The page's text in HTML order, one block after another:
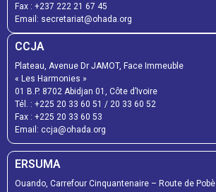
Fax : +237 222 21 67 45
Email: secretariat@ohada.org
CCJA
Plateau, Avenue Dr JAMOT, Face Immeuble
« Les Harmonies »
01 B.P. 8702 Abidjan 01, Côte d’Ivoire
Tél. : +225 20 33 60 51 / 20 33 60 52
Fax : +225 20 33 60 53
Email: ccja@ohada.org
ERSUMA
Ouando, Carrefour Cinquantenaire – Route de Pobè